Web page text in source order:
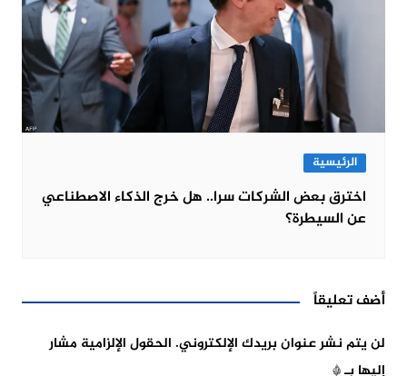
الرئيسية
اخترق بعض الشركات سرا.. هل خرج الذكاء الاصطناعي
عن السيطرة؟
أضف تعليقاً
لن يتم نشر عنوان بريدك الإلكتروني. الحقول الإلزامية مشار
إليها بـ*